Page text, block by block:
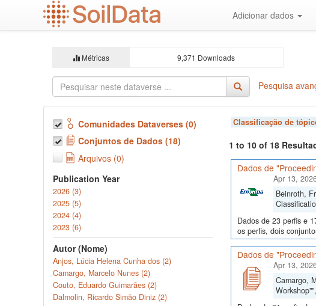
Adicionar dados
Métricas 9,371 Downloads
Pesquisa
Comunidades Dataverses (0)
Conjuntos de Dados (18)
Arquivos (0)
Publication Year
2026 (3)
2025 (5)
2024 (4)
2023 (6)
Autor (Nome)
Anjos, Lúcia Helena Cunha dos (2)
Camargo, Marcelo Nunes (2)
Couto, Eduardo Guimarães (2)
Dalmolin, Ricardo Simão Diniz (2)
Classificação de
1 to 10 of 18
Dados de
Apr 13,
Beinroth,
Dados de 23 perfis e
os perfis, dois
Dados de
Apr 13,
Camargo,
Workshop"",